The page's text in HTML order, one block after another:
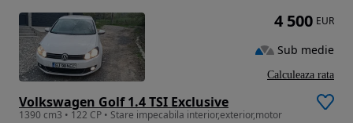
Volkswagen Golf 1.4 TSI Exclusive
1390 cm3 • 122 CP • Stare impecabila interior,exterior,motor
4 500 EUR
Sub medie
Calculeaza rata